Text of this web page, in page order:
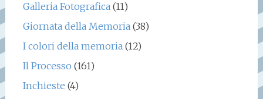
Galleria Fotografica(11)
Giornata della Memoria(38)
I colori della memoria(12)
Il Processo (161)
Inchieste (4)